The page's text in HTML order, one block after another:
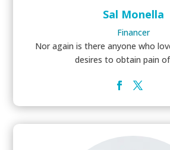
Sal Monella
Financer
Nor again is there anyone who
desires to obtain pain